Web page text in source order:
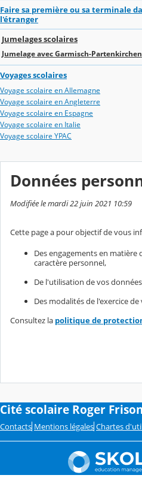
Faire sa première ou sa terminale
l'étranger
Jumelages scolaires
Jumelage avec Garmisch-Partenkirchen
Voyages scolaires
Voyage scolaire en Allemagne
Voyage scolaire en Angleterre
Voyage scolaire en Espagne
Voyage scolaire en Italie
Voyage scolaire YPAC
Données
Modifiée le mardi 22 juin 2021 10:59
Cette page a pour objectif de vous
Des engagements en
caractère personnel,
De l'utilisation de vos
Des modalités de l'exercice
Consultez la politique de
Cité scolaire Roger
Contacts Mentions légales Chartes